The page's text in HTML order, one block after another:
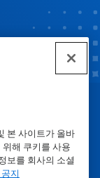
본 사이트가 올바
해 쿠키를 사용
보를 회사의 소셜
지
침|이용약관